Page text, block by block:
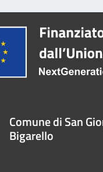
Comune di San
Bigarello